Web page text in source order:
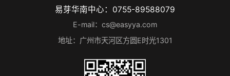
易芽华南中心：0755-89588079
E-mail：cs@easyya.com
地址：广州市天河区方圆E时光1301